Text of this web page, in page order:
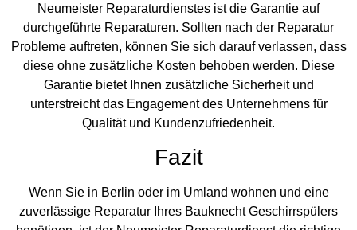
Neumeister Reparaturdienstes ist die Garantie auf
durchgeführte Reparaturen. Sollten nach der Reparatur
Probleme auftreten, können Sie sich darauf verlassen, dass
diese ohne zusätzliche Kosten behoben werden. Diese
Garantie bietet Ihnen zusätzliche Sicherheit und
unterstreicht das Engagement des Unternehmens für
Qualität und Kundenzufriedenheit.
Fazit
Wenn Sie in Berlin oder im Umland wohnen und eine
zuverlässige Reparatur Ihres Bauknecht Geschirrspülers